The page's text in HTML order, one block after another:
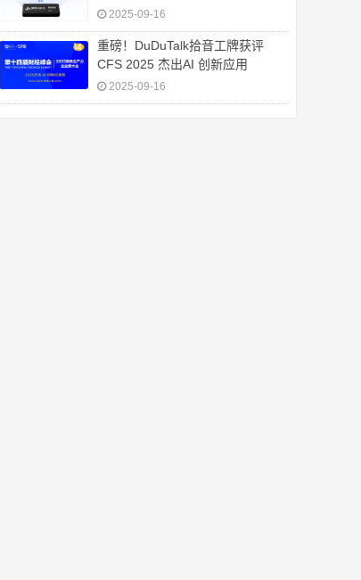
2025-09-16
重磅！DuDuTalk拾音工牌获评
CFS 2025 杰出AI 创新应用
2025-09-16